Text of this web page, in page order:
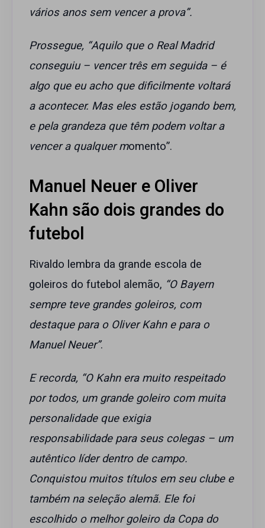
vários anos sem vencer a prova”.
Prossegue, “Aquilo que o Real Madrid
conseguiu – vencer três em seguida – é
algo que eu acho que dificilmente voltará
a acontecer. Mas eles estão jogando bem,
e pela grandeza que têm podem voltar a
vencer a qualquer momento”.
Manuel Neuer e Oliver
Kahn são dois grandes do
futebol
Rivaldo lembra da grande escola de
goleiros do futebol alemão, “O Bayern
sempre teve grandes goleiros, com
destaque para o Oliver Kahn e para o
Manuel Neuer”.
E recorda, “O Kahn era muito respeitado
por todos, um grande goleiro com muita
personalidade que exigia
responsabilidade para seus colegas – um
autêntico líder dentro de campo.
Conquistou muitos títulos em seu clube e
também na seleção alemã. Ele foi
escolhido o melhor goleiro da Copa do